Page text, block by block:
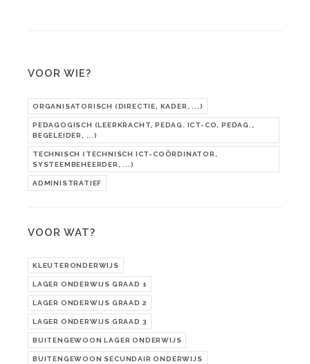
VOOR WIE?
ORGANISATORISCH (DIRECTIE, KADER, ...)
PEDAGOGISCH (LEERKRACHT, PEDAG. ICT-CO, PEDAG.,
BEGELEIDER, ...)
TECHNISCH (TECHNISCH ICT-COÖRDINATOR,
SYSTEEMBEHEERDER, ...)
ADMINISTRATIEF
VOOR WAT?
KLEUTERONDERWIJS
LAGER ONDERWIJS GRAAD 1
LAGER ONDERWIJS GRAAD 2
LAGER ONDERWIJS GRAAD 3
BUITENGEWOON LAGER ONDERWIJS
BUITENGEWOON SECUNDAIR ONDERWIJS